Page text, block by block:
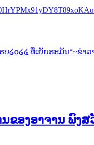
໐໒໔ ທີ່ເຍັຍຣະມັນ“~ຂ່າວຈ
ຂອງອາຈານ ພົງ